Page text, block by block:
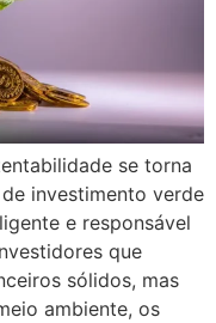
se torna
investimento verde
e responsável
que
sólidos, mas
ambiente, os